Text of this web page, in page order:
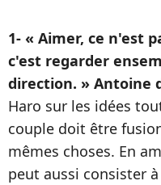
1- « Aimer, ce n'est
c'est regarder
direction. » Antoine
Haro sur les idées
couple doit être
mêmes choses. En
peut aussi consister